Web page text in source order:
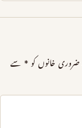
ضروری خانوں کو * سے